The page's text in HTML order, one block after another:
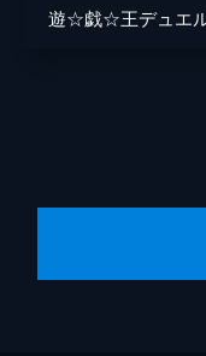
遊☆戯☆王デュエ